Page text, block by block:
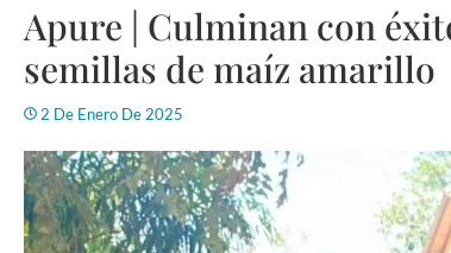
Apure | Culminan con
semillas de maíz amarillo
2 De Enero De 2025